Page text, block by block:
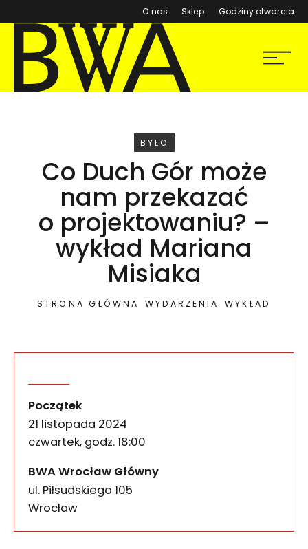
O nas Sklep (otwiera się w nowym
Godziny otwarcia
BWA Wrocław
Galerie Sztuki Współczesnej
Menu
WYDARZENIE
BYŁO
Co Duch Gór może
nam przekazać
o projektowaniu? –
wykład Mariana
Misiaka
STRONA GŁÓWNA WYDARZENIA WYKŁAD
W ramach wystawy Świątynia Baśni
Początek
21 listopada 2024
czwartek, godz. 18:00
BWA Wrocław Główny
ul. Piłsudskiego 105
50-085
Wrocław